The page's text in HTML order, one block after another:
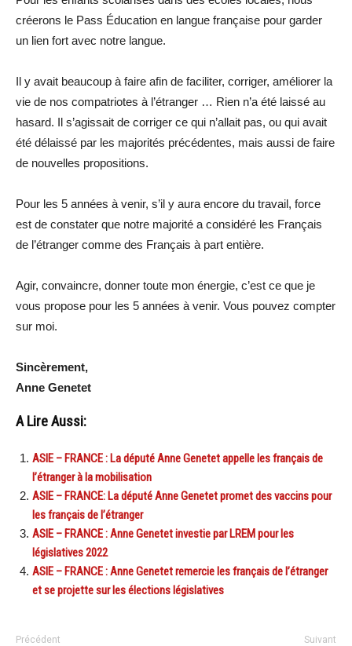
créerons le Pass Éducation en langue française pour garder
un lien fort avec notre langue.
Il y avait beaucoup à faire afin de faciliter, corriger, améliorer la
vie de nos compatriotes à l’étranger … Rien n’a été laissé au
hasard. Il s’agissait de corriger ce qui n’allait pas, ou qui avait
été délaissé par les majorités précédentes, mais aussi de faire
de nouvelles propositions.
Pour les 5 années à venir, s’il y aura encore du travail, force
est de constater que notre majorité a considéré les Français
de l’étranger comme des Français à part entière.
Agir, convaincre, donner toute mon énergie, c’est ce que je
vous propose pour les 5 années à venir. Vous pouvez compter
sur moi.
Sincèrement,
Anne Genetet
A Lire Aussi:
ASIE – FRANCE : La député Anne Genetet appelle les français de
l’étranger à la mobilisation
ASIE – FRANCE: La député Anne Genetet promet des vaccins pour
les français de l’étranger
ASIE – FRANCE : Anne Genetet investie par LREM pour les
législatives 2022
ASIE – FRANCE : Anne Genetet remercie les français de l’étranger
et se projette sur les élections législatives
Précédent Suivant